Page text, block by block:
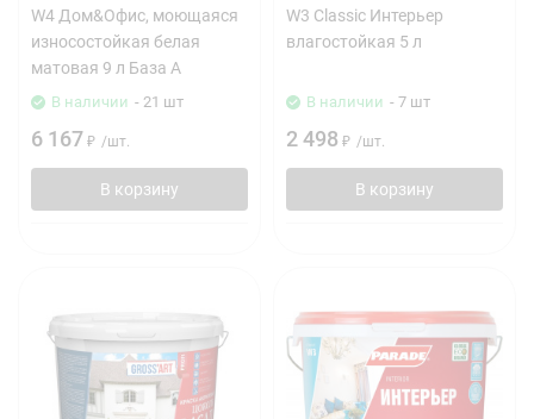
W4 Дом&Офис, моющаяся
износостойкая белая
матовая 9 л База А
В наличии - 21 шт
6 167 ₽ /шт.
В корзину
W3 Classic Интерьер
влагостойкая 5 л
В наличии - 7 шт
2 498 ₽ /шт.
В корзину